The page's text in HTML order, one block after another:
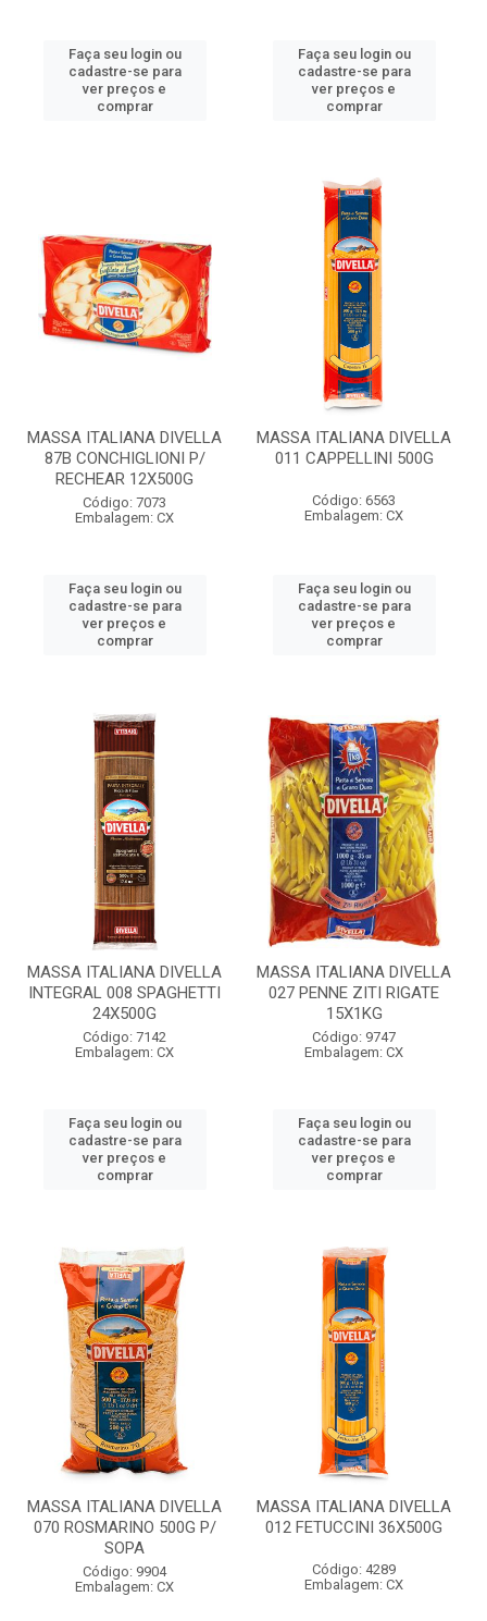
Faça seu login ou
cadastre-se para
ver preços e
comprar
Faça seu login ou
cadastre-se para
ver preços e
comprar
MASSA ITALIANA DIVELLA
87B CONCHIGLIONI P/
RECHEAR 12X500G
Código: 7073
Embalagem: CX
Faça seu login ou
cadastre-se para
ver preços e
comprar
MASSA ITALIANA DIVELLA
011 CAPPELLINI 500G
Código: 6563
Embalagem: CX
Faça seu login ou
cadastre-se para
ver preços e
comprar
MASSA ITALIANA DIVELLA
INTEGRAL 008 SPAGHETTI
24X500G
Código: 7142
Embalagem: CX
Faça seu login ou
cadastre-se para
ver preços e
comprar
MASSA ITALIANA DIVELLA
027 PENNE ZITI RIGATE
15X1KG
Código: 9747
Embalagem: CX
Faça seu login ou
cadastre-se para
ver preços e
comprar
MASSA ITALIANA DIVELLA
070 ROSMARINO 500G P/
SOPA
Código: 9904
Embalagem: CX
MASSA ITALIANA DIVELLA
012 FETUCCINI 36X500G
Código: 4289
Embalagem: CX